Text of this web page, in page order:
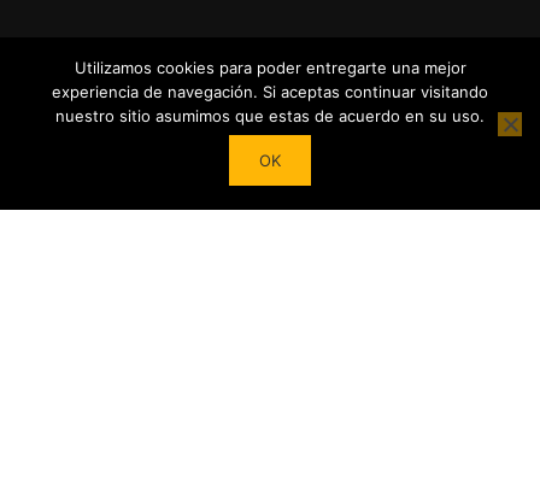
Powered byTea Institute Latinoamérica ® 2026. Todos Los
Utilizamos cookies para poder entregarte una mejor
experiencia de navegación. Si aceptas continuar visitando
nuestro sitio asumimos que estas de acuerdo en su uso.
OK